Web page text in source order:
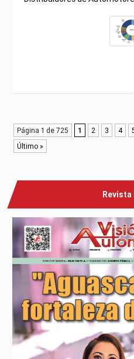
Página 1 de 725 1 2 3 4
Último »